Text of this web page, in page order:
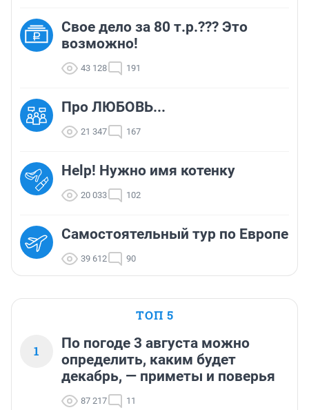
Свое дело за 80 т.р.??? Это
возможно!
43 128 191
Про ЛЮБОВЬ...
21 347 167
Help! Нужно имя котенку
20 033 102
Самостоятельный тур по Европе
39 612 90
ТОП 5
1
По погоде 3 августа можно
определить, каким будет
декабрь, — приметы и поверья
87 217 11